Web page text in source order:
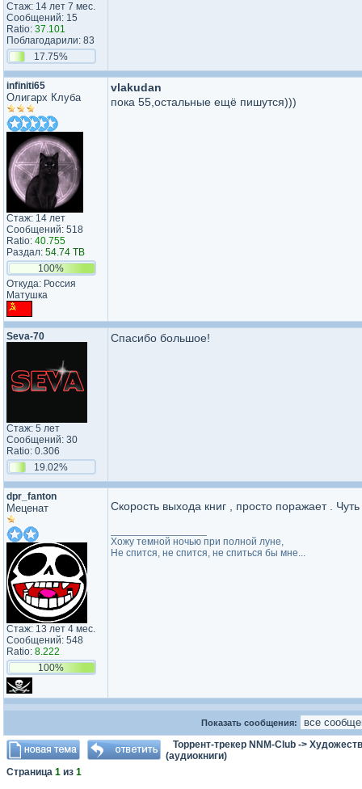
Стаж: 14 лет 7 мес.
Сообщений: 15
Ratio: 37.101
Поблагодарили: 83
17.75%
infiniti65
Олигарх Клуба
Стаж: 14 лет
Сообщений: 518
Ratio: 40.755
Раздал: 54.74 TB
100%
Откуда: Россия
Матушка
vlakudan
пока 55,остальные ещё пишутся)))
Seva-70
Стаж: 5 лет
Сообщений: 30
Ratio: 0.306
19.02%
Спасибо большое!
dpr_fanton
Меценат
Стаж: 13 лет 4 мес.
Сообщений: 548
Ratio: 8.222
100%
Скорость выхода книг , просто поражает .
Хожу темной ночью при полной луне,
Не спится, не спится, не спиться бы мне...
Показать сообщения:
Торрент-трекер NNM-Club ->
(аудиокниги)
Страница 1 из 1